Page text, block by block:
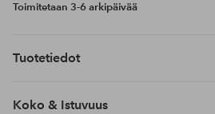
Toimitetaan 3-6 arkipäivää
Tuotetiedot
Koko & Istuvuus